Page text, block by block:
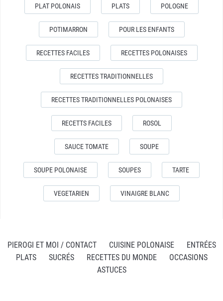
PLAT POLONAIS PLATS POLOGNE
POTIMARRON POUR LES ENFANTS
RECETTES FACILES RECETTES POLONAISES
RECETTES TRADITIONNELLES
RECETTES TRADITIONNELLES POLONAISES
RECETTS FACILES ROSOL
SAUCE TOMATE SOUPE
SOUPE POLONAISE SOUPES TARTE
VEGETARIEN VINAIGRE BLANC
PIEROGI ET MOI / CONTACT CUISINE POLONAISE
ENTRÉES
PLATS
SUCRÉS RECETTES DU MONDE
OCCASIONS
ASTUCES